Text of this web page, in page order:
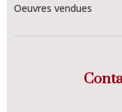
Oeuvres vendues